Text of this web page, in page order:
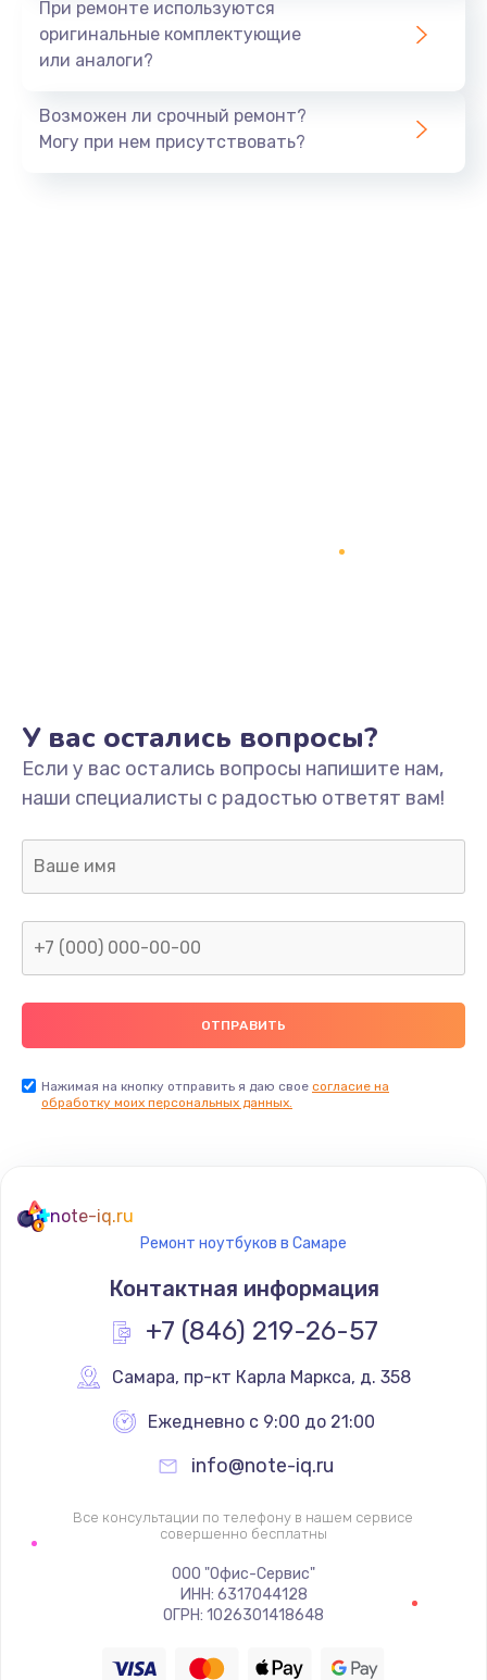
При ремонте используются
оригинальные комплектующие
или аналоги?
Возможен ли срочный ремонт?
Могу при нем присутствовать?
У вас остались вопросы?
Если у вас остались вопросы напишите нам,
наши специалисты с радостью ответят вам!
Нажимая на кнопку отправить я даю свое согласие на
обработку моих персональных данных.
note-iq.ru
Ремонт ноутбуков в Самаре
Контактная информация
+7 (846) 219-26-57
Самара, пр-кт Карла Маркса, д. 358
Ежедневно с 9:00 до 21:00
info@note-iq.ru
Все консультации по телефону в нашем сервисе
совершенно бесплатны
ООО "Офис-Сервис"
ИНН: 6317044128
ОГРН: 1026301418648